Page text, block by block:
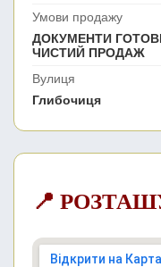
Умови продажу
ДОКУМЕНТИ
ЧИСТИЙ ПРОДАЖ
Вулиця
Глибочиця
📍